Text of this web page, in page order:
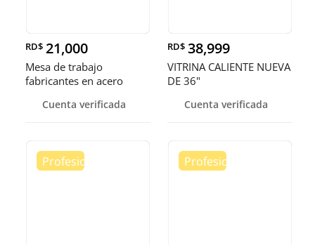
RD$ 21,000
Mesa de trabajo
fabricantes en acero
Cuenta verificada
RD$ 38,999
VITRINA CALIENTE NUEVA
DE 36"
Cuenta verificada